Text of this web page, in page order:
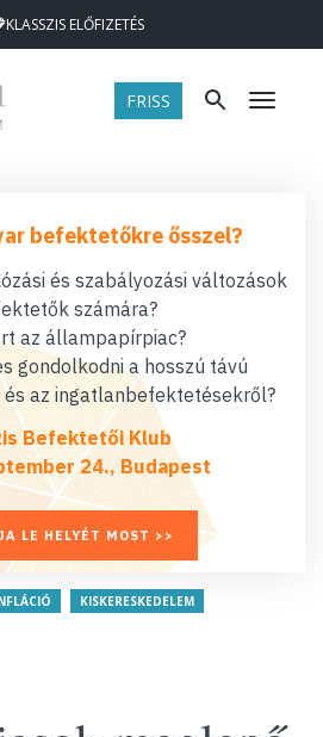
KLASSZIS ELŐFIZETÉS
FRISS Menü
befektetőkre ősszel?
és szabályozási változások
számára?
az állampapírpiac?
gondolkodni a hosszú távú
az ingatlanbefektetésekről?
Befektetői Klub
24., Budapest
LE HELYÉT MOST >>
KISKERESKEDELEM